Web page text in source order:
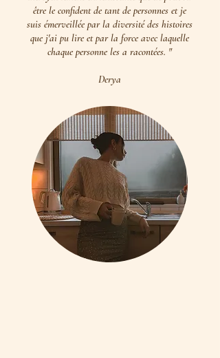
être le confident de tant de personnes et je
suis émerveillée par la diversité des histoires
que j'ai pu lire et par la force avec laquelle
chaque personne les a racontées. "
Derya